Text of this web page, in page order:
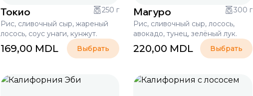
Токио
250 г
Рис, сливочный сыр, жареный
лосось, соус унаги, кунжут.
169,00 MDL Выбрать
Магуро
300 г
Рис, сливочный сыр, лосось,
авокадо, тунец, зелёный лук.
220,00 MDL Выбрать